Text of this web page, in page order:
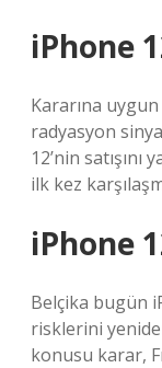
iPhone
Kararına
radyasyon
12’nin satışını
ilk kez
iPhone
Belçika bugün
risklerini
konusu karar,